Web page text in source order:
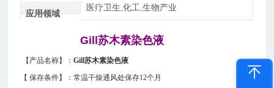
应用领域
医疗卫生,化工,生物产业
Gill苏木素染色液
【产品名称】：Gill苏木素染色液
【 保存条件】
：常温干燥通风处保存12个月